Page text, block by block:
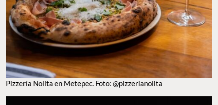
Pizzería Nolita en Metepec. Foto: @pizzerianolita